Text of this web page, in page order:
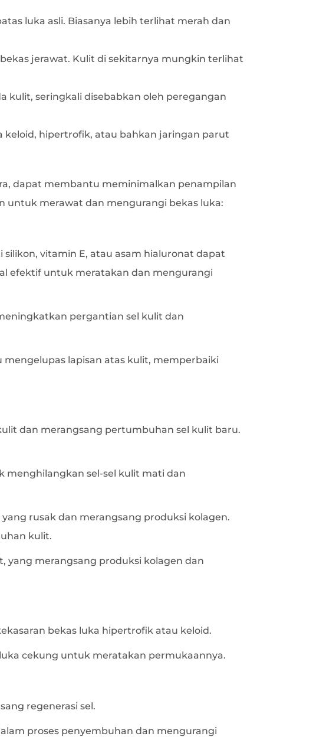
luka asli. Biasanya lebih terlihat merah dan
jerawat. Kulit di sekitarnya mungkin terlihat
kulit, seringkali disebabkan oleh peregangan
keloid, hipertrofik, atau bahkan jaringan parut
dapat membantu meminimalkan penampilan
merawat dan mengurangi bekas luka:
vitamin E, atau asam hialuronat dapat
efektif untuk meratakan dan mengurangi
pergantian sel kulit dan
lapisan atas kulit, memperbaiki
dan merangsang pertumbuhan sel kulit baru.
menghilangkan sel-sel kulit mati dan
rusak dan merangsang produksi kolagen.
kulit.
merangsang produksi kolagen dan
bekas luka hipertrofik atau keloid.
cekung untuk meratakan permukaannya.
regenerasi sel.
proses penyembuhan dan mengurangi